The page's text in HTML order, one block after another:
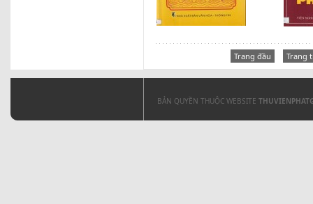
Trang đầu Trang
BẢN QUYỀN THUỘC WEBSITE